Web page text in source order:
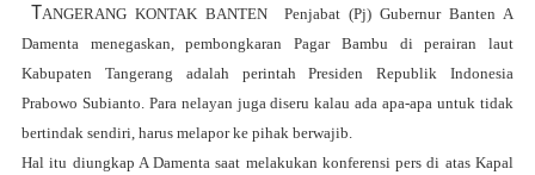
TANGERANG KONTAK BANTEN Penjabat (Pj) Gubernur Banten A
Damenta menegaskan, pembongkaran Pagar Bambu di perairan laut
Kabupaten Tangerang adalah perintah Presiden Republik Indonesia
Prabowo Subianto. Para nelayan juga diseru kalau ada apa-apa untuk tidak
bertindak sendiri, harus melapor ke pihak berwajib.
Hal itu diungkap A Damenta saat melakukan konferensi pers di atas Kapal